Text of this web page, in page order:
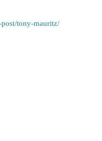
tony-mauritz/